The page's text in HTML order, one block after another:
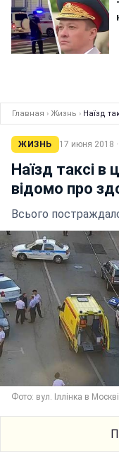
Главная › Жизнь › Наїзд
ЖИЗНЬ 17 июня 2018
Наїзд таксі в
відомо про
Всього
Фото: вул. Іллінка в